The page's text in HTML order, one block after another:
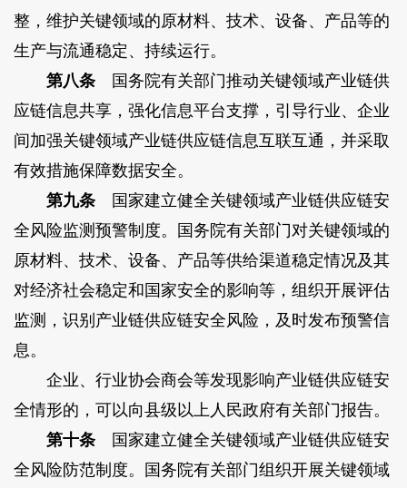
整，维护关键领域的原材料、技术、设备、产品等的
生产与流通稳定、持续运行。
第八条国务院有关部门推动关键领域产业链供
应链信息共享，强化信息平台支撑，引导行业、企业
间加强关键领域产业链供应链信息互联互通，并采取
有效措施保障数据安全。
第九条国家建立健全关键领域产业链供应链安
全风险监测预警制度。国务院有关部门对关键领域的
原材料、技术、设备、产品等供给渠道稳定情况及其
对经济社会稳定和国家安全的影响等，组织开展评估
监测，识别产业链供应链安全风险，及时发布预警信
息。
企业、行业协会商会等发现影响产业链供应链安
全情形的，可以向县级以上人民政府有关部门报告。
第十条国家建立健全关键领域产业链供应链安
全风险防范制度。国务院有关部门组织开展关键领域